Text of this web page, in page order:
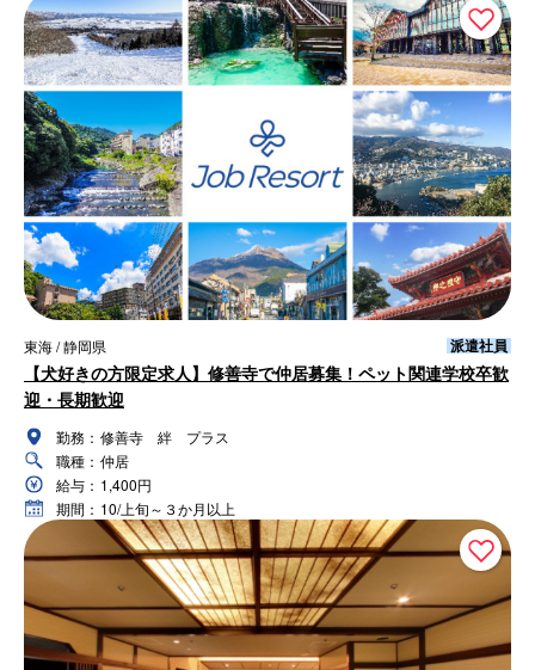
東海 / 静岡県 派遣社員
【犬好きの方限定求人】修善寺で仲居募集！ペット関連学校卒歓
迎・長期歓迎
勤務： 修善寺 絆 プラス
職種： 仲居
給与： 1,400円
期間： 10/上旬～３か月以上